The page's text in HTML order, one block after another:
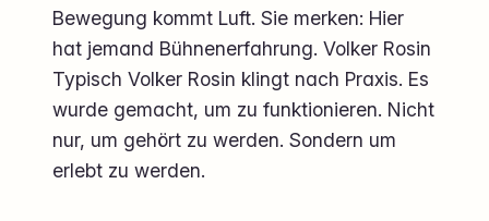
Bewegung kommt Luft. Sie merken: Hier
hat jemand Bühnenerfahrung. Volker Rosin
Typisch Volker Rosin klingt nach Praxis. Es
wurde gemacht, um zu funktionieren. Nicht
nur, um gehört zu werden. Sondern um
erlebt zu werden.